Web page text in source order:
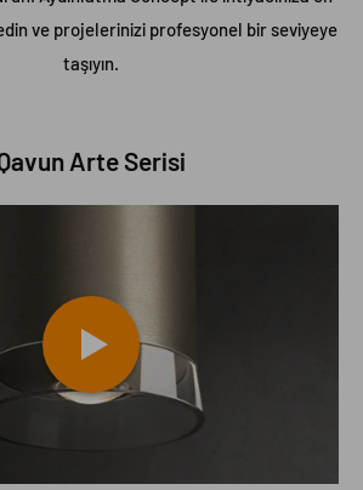
ve projelerinizi profesyonel bir seviyeye
taşıyın.
Arte Serisi